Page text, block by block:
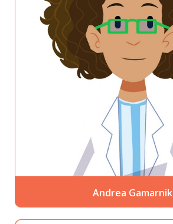
Andrea Gamarnik